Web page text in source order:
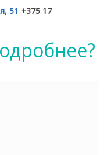
51 +375 17